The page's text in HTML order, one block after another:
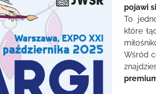
pojawi
To
które
Wśród